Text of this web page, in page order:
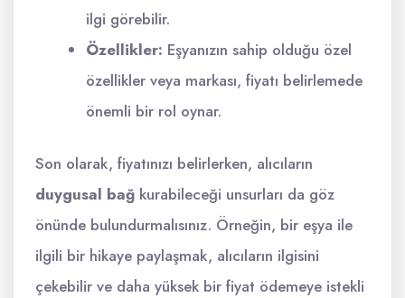
ilgi görebilir.
Özellikler: Eşyanızın sahip olduğu özel
özellikler veya markası, fiyatı belirlemede
önemli bir rol oynar.
Son olarak, fiyatınızı belirlerken, alıcıların
duygusal bağ kurabileceği unsurları da göz
önünde bulundurmalısınız. Örneğin, bir eşya ile
ilgili bir hikaye paylaşmak, alıcıların ilgisini
çekebilir ve daha yüksek bir fiyat ödemeye istekli